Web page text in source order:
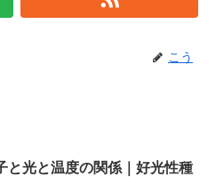
こう
と光と温度の関係｜好光性種